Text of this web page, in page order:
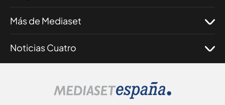
Más de Mediaset
Noticias Cuatro